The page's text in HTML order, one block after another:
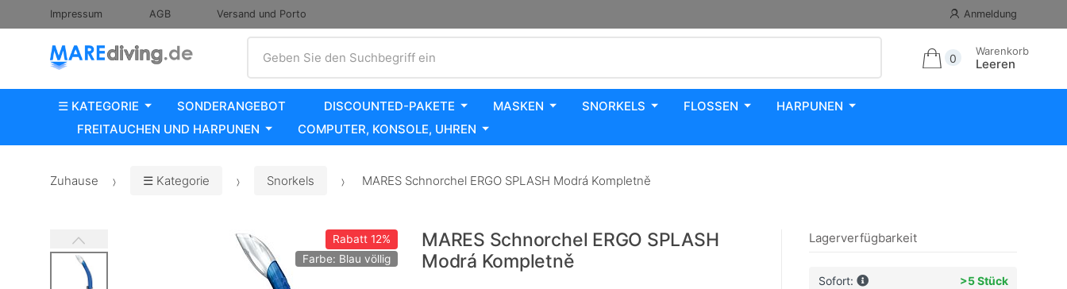
Impressum AGB Versand und Porto Anmeldung
Geben Sie den Suchbegriff ein
0
Warenkorb
Leeren
☰ KATEGORIE SONDERANGEBOT DISCOUNTED-PAKETE MASKEN SNORKELS FLOSSEN
HARPUNEN
FREITAUCHEN UND HARPUNEN
COMPUTER, KONSOLE, UHREN
Zuhause ☰ Kategorie Snorkels MARES Schnorchel ERGO SPLASH Modrá Kompletně
Rabatt12%
Farbe: Blau völlig
MARES Schnorchel ERGO SPLASH
Modrá Kompletně
Lagerverfügbarkeit
Sofort: >5 Stück